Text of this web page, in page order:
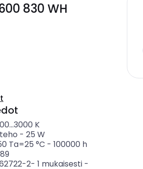
830 WH
K
- 25 W
Ta=25 °C - 100000 h
2- 1 mukaisesti-